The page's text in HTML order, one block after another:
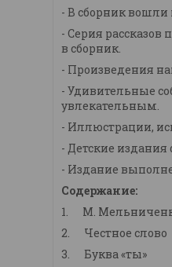
- В сборник вошли
- Серия
в сборник.
- Произведения
- Удивительные
увлекательным.
- Иллюстрации,
- Детские
- Издание
Содержание:
1. М.
2. Честное слово
3. Буква «ты»